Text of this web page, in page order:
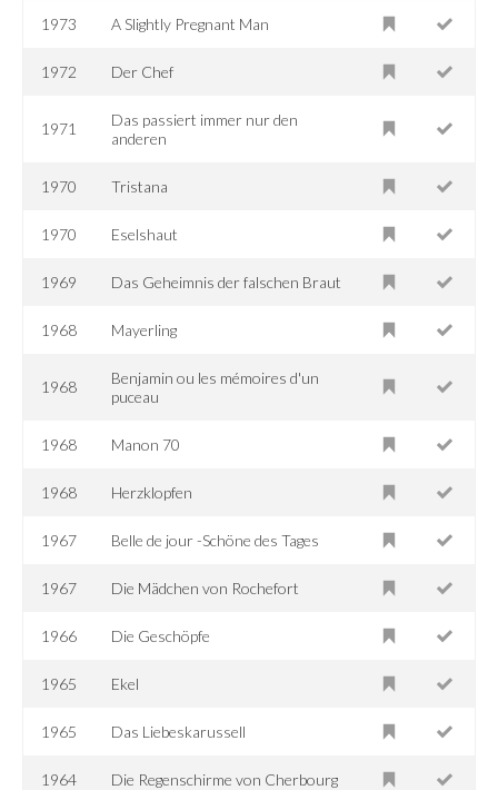
1973 A Slightly Pregnant Man
1972 Der Chef
1971
Das passiert immer nur den
anderen
1970 Tristana
1970 Eselshaut
1969 Das Geheimnis der falschen Braut
1968 Mayerling
1968
Benjamin ou les mémoires d'un
puceau
1968 Manon 70
1968 Herzklopfen
1967 Belle de jour -Schöne des Tages
1967 Die Mädchen von Rochefort
1966 Die Geschöpfe
1965 Ekel
1965 Das Liebeskarussell
1964 Die Regenschirme von Cherbourg